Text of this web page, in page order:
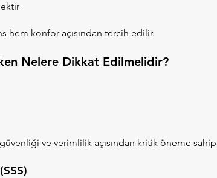
hem konfor açısından tercih edilir.
Nelere Dikkat Edilmelidir?
ve verimlilik açısından kritik öneme